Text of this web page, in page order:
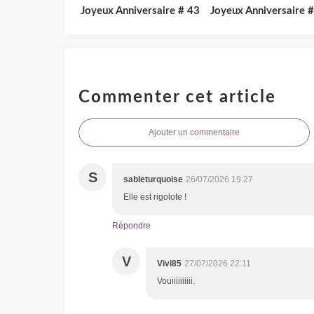
Joyeux Anniversaire # 43 Joyeux Anniversaire
Commenter cet article
Ajouter un commentaire
S sableturquoise 26/07/2026 19:27
Elle est rigolote !
Répondre
V Vivi85 27/07/2026 22:11
Vouiiiiiiiiii.